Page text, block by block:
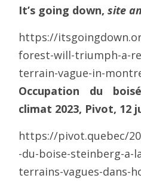
It’s going down,site
https://
forest-will-triumph-a-
terrain-vague-in-
Occupation du
climat 2023, Pivot, 12
https://pivot.quebec/
-du-boise-steinberg-a-
terrains-vagues-dans-